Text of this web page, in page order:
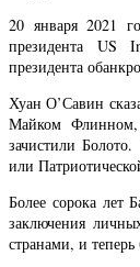
20 января 2021
президента US
президента
Хуан О’Савин
Майком
зачистили
или
Более сорока лет
заключения
странами, и